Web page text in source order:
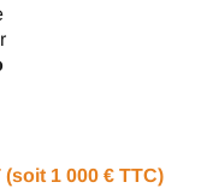
1 000 € TTC)